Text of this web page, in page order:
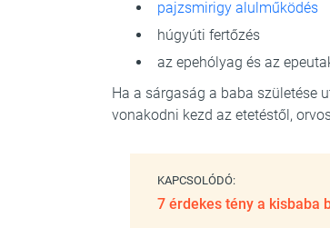
pajzsmirigy alulműködés
húgyúti fertőzés
az epehólyag és az
Ha a sárgaság a baba születése
vonakodni kezd az etetéstől,
KAPCSOLÓDÓ:
7 érdekes tény a kisbaba